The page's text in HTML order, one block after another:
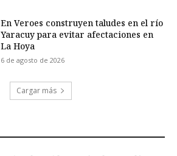
En Veroes construyen taludes en el río
Yaracuy para evitar afectaciones en
La Hoya
6 de agosto de 2026
Cargar más